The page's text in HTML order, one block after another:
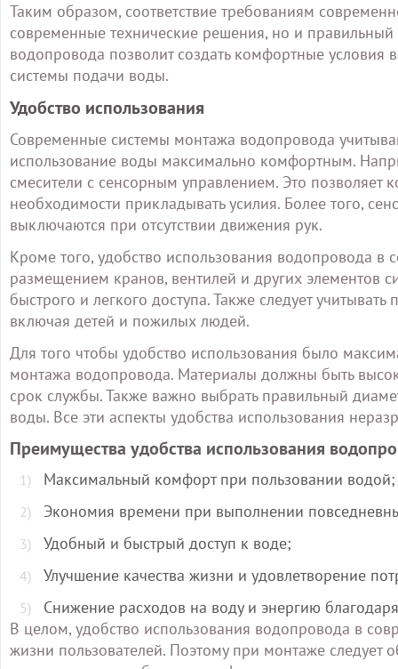
Таким образом, соответствие требованиям
современные технические решения, но и
водопровода позволит создать комфортные условия
системы подачи воды.
Удобство использования
Современные системы монтажа водопровода
использование воды максимально комфортным.
смесители с сенсорным управлением. Это позволяет
необходимости прикладывать усилия. Более того,
выключаются при отсутствии движения рук.
Кроме того, удобство использования водопровода
размещением кранов, вентилей и других
быстрого и легкого доступа. Также следует
включая детей и пожилых людей.
Для того чтобы удобство использования было
монтажа водопровода. Материалы должны быть
срок службы. Также важно выбрать правильный
воды. Все эти аспекты удобства использования
Преимущества удобства использования
Максимальный комфорт при пользовании водой;
Экономия времени при выполнении
Удобный и быстрый доступ к воде;
Улучшение качества жизни и удовлетворение
Снижение расходов на воду и энергию
В целом, удобство использования водопровода в
жизни пользователей. Поэтому при монтаже следует